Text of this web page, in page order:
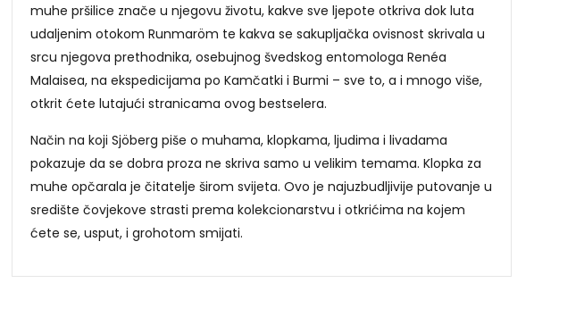
muhe pršilice znače u njegovu životu, kakve sve ljepote otkriva dok luta
udaljenim otokom Runmaröm te kakva se sakupljačka ovisnost skrivala u
srcu njegova prethodnika, osebujnog švedskog entomologa Renéa
Malaisea, na ekspedicijama po Kamčatki i Burmi – sve to, a i mnogo više,
otkrit ćete lutajući stranicama ovog bestselera.
Način na koji Sjöberg piše o muhama, klopkama, ljudima i livadama
pokazuje da se dobra proza ne skriva samo u velikim temama. Klopka za
muhe opčarala je čitatelje širom svijeta. Ovo je najuzbudljivije putovanje u
središte čovjekove strasti prema kolekcionarstvu i otkrićima na kojem
ćete se, usput, i grohotom smijati.